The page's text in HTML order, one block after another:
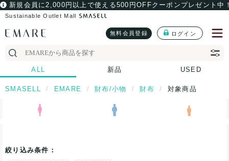
新規会員に2,000円以上で使える500円OFFクーポンプレゼント中
Sustainable Outlet Mall
無料会員登録 ログイン
ALL 新品 USED
SMASELL EMARE 財布/小物 財布 対象商品
絞り込み条件：